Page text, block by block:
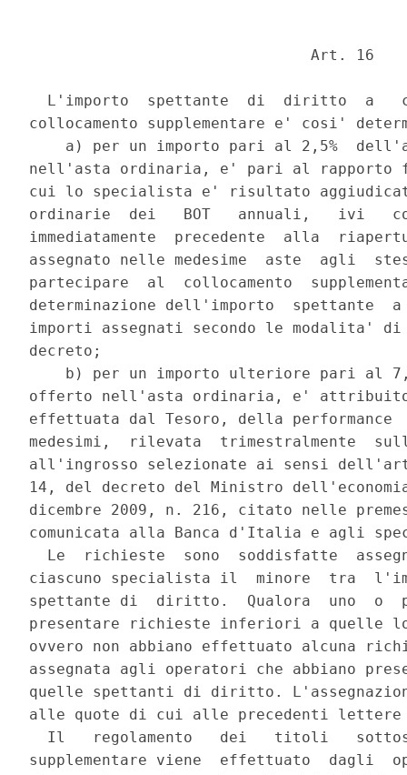
                               Art. 16
L'importo  spettante  di  diritto  a
collocamento supplementare e' cosi'
a) per un importo pari al 2,5%
nell'asta ordinaria, e' pari al
cui lo specialista e' risultato
ordinarie  dei   BOT   annuali,   ivi
immediatamente  precedente  alla
assegnato nelle medesime  aste  agli
partecipare  al  collocamento
determinazione dell'importo  spettante
importi assegnati secondo le modalita'
decreto;
b) per un importo ulteriore pari al
offerto nell'asta ordinaria, e'
effettuata dal Tesoro, della
medesimi,  rilevata  trimestralmente
all'ingrosso selezionate ai sensi
14, del decreto del Ministro
dicembre 2009, n. 216, citato nelle
comunicata alla Banca d'Italia e agli
Le  richieste  sono  soddisfatte
ciascuno specialista il  minore  tra
spettante di  diritto.  Qualora  uno  o
presentare richieste inferiori a
ovvero non abbiano effettuato alcuna
assegnata agli operatori che abbiano
quelle spettanti di diritto.
alle quote di cui alle precedenti
Il   regolamento   dei   titoli
supplementare viene  effettuato  dagli